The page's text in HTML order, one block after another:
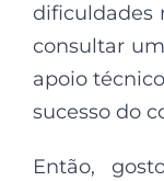
dificuldades
consultar
apoio
sucesso do
Então,